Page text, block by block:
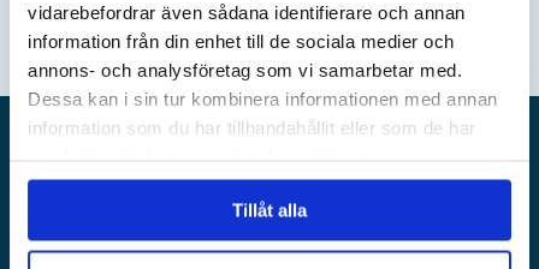
vidarebefordrar även sådana identifierare och annan
information från din enhet till de sociala medier och
annons- och analysföretag som vi samarbetar med.
Dessa kan i sin tur kombinera informationen med annan
information som du har tillhandahållit eller som de har
Tillåt alla
Alandia
SUPPORT OM ALANDIA